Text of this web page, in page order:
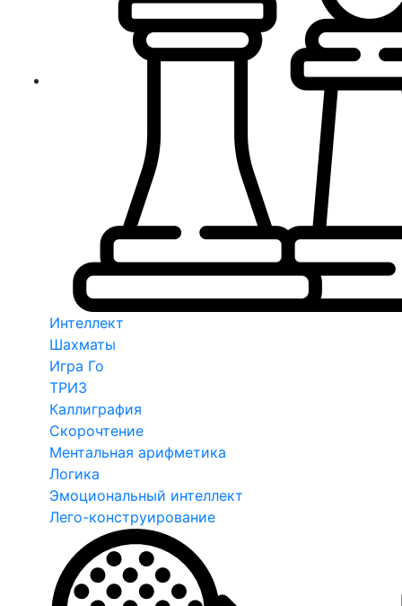
Интеллект
Шахматы
Игра Го
ТРИЗ
Каллиграфия
Скорочтение
Ментальная арифметика
Логика
Эмоциональный интеллект
Лего-конструирование